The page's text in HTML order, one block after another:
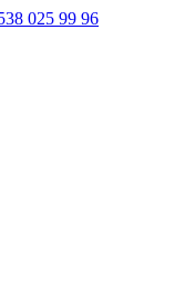
025 99 96